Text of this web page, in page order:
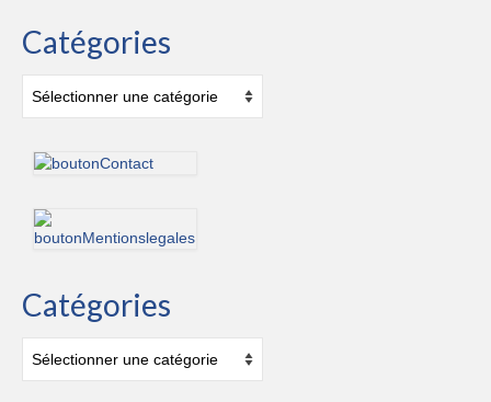
Catégories
Catégories